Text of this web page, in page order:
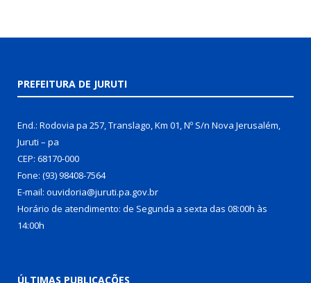
PREFEITURA DE JURUTI
End.: Rodovia pa 257, Translago, Km 01, Nº S/n Nova Jerusalém,
Juruti – pa
CEP: 68170-000
Fone: (93) 98408-7564
E-mail: ouvidoria@juruti.pa.gov.br
Horário de atendimento: de Segunda a sexta das 08:00h às
14:00h
ÚLTIMAS PUBLICAÇÕES